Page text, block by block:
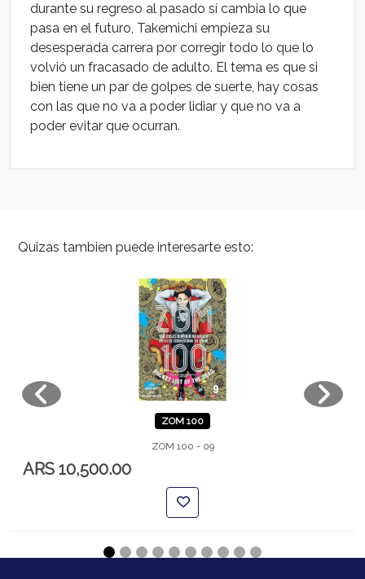
durante su regreso al pasado sí cambia lo que
pasa en el futuro, Takemichi empieza su
desesperada carrera por corregir todo lo que lo
volvió un fracasado de adulto. El tema es que si
bien tiene un par de golpes de suerte, hay cosas
con las que no va a poder lidiar y que no va a
poder evitar que ocurran.
Quizas tambien puede interesarte esto:
ZOM 100
ZOM 100 - 09
ARS 10,500.00